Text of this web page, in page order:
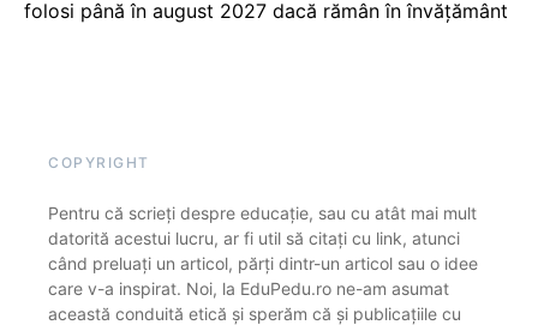
folosi până în august 2027 dacă rămân în învățământ
COPYRIGHT
Pentru că scrieți despre educație, sau cu atât mai mult
datorită acestui lucru, ar fi util să citați cu link, atunci
când preluați un articol, părți dintr-un articol sau o idee
care v-a inspirat. Noi, la EduPedu.ro ne-am asumat
această conduită etică și sperăm că și publicațiile cu